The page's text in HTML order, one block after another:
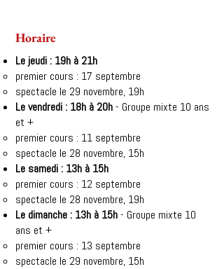
Horaire
Le jeudi : 19h à 21h
premier cours : 17 septembre
spectacle le 29 novembre, 19h
Le vendredi : 18h à 20h- Groupe mixte 10 ans
et +
premier cours : 11 septembre
spectacle le 28 novembre, 15h
Le samedi : 13h à 15h
premier cours : 12 septembre
spectacle le 28 novembre, 19h
Le dimanche : 13h à 15h- Groupe mixte 10
ans et +
premier cours : 13 septembre
spectacle le 29 novembre, 15h